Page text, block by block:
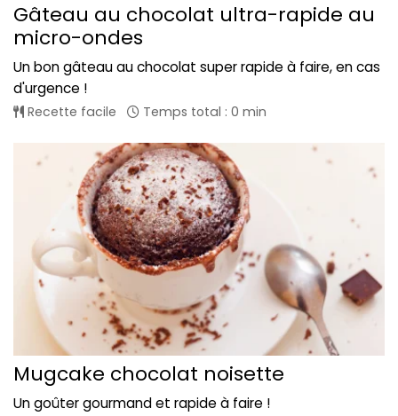
Gâteau au chocolat ultra-rapide au
micro-ondes
Un bon gâteau au chocolat super rapide à faire, en cas
d'urgence !
Recette facile Temps total : 0 min
Mugcake chocolat noisette
Un goûter gourmand et rapide à faire !